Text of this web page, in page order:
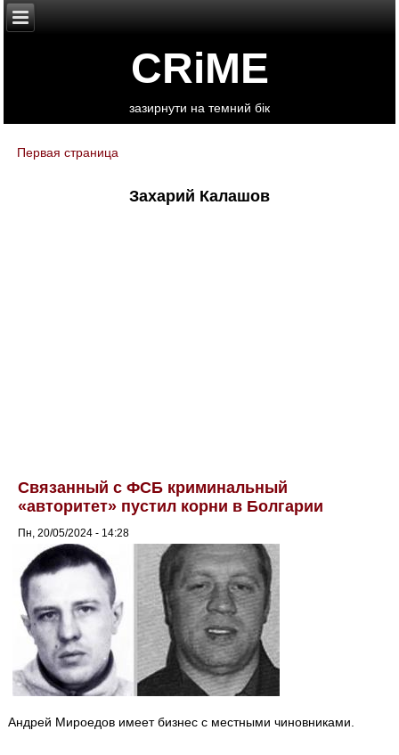
CRiME
зазирнути на темний бік
You are here
Первая страница
Захарий Калашов
Связанный с ФСБ криминальный
«авторитет» пустил корни в Болгарии
Пн, 20/05/2024 - 14:28
Андрей Мироедов имеет бизнес с местными чиновниками.